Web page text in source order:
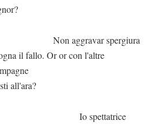
spergiura
il fallo. Or or con l'altre
all'ara?